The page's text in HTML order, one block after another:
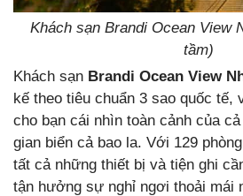
Khách sạn Brandi Ocean View
tầm)
Khách sạn Brandi Ocean View
kế theo tiêu chuẩn 3 sao quốc tế,
cho bạn cái nhìn toàn cảnh của
gian biển cả bao la. Với 129
tất cả những thiết bị và tiện ghi
tận hưởng sự nghỉ ngơi thoải mái